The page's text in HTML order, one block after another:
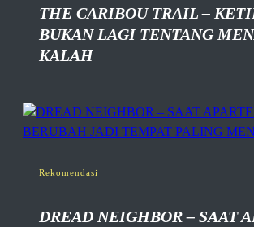
THE CARIBOU TRAIL –
BUKAN LAGI TENTANG
KALAH
Rekomendasi
DREAD NEIGHBOR – SAAT